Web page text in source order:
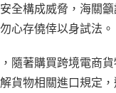
全構成威脅，海關
心存僥倖以身試法。
隨著購買跨境電商
貨物相關進口規定